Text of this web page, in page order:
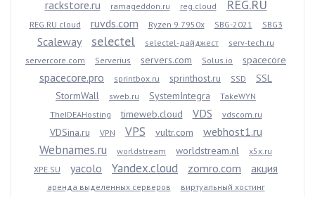
rackstore.ru ramageddon.ru reg.cloud REG.RU
REG.RU cloud ruvds.com Ryzen 9 7950x SBG-2021 SBG3
Scaleway selectel selectel-дайджест
serv-tech.ru
servercore.com
Serverius servers.com Solus.io spacecore
spacecore.pro sprintbox.ru sprinthost.ru SSD
SSL
StormWall
sweb.ru SystemIntegra
TakeWYN
TheIDEAHosting
timeweb.cloud VDS vdscom.ru
VDSina.ru VPN VPS vultr.com webhost1.ru
Webnames.ru worldstream worldstream.nl
x5x.ru
XPE.SU
yacolo Yandex.cloud zomro.com акция
аренда выделенных серверов
виртуальный хостинг